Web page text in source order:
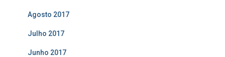
Agosto 2017
Julho 2017
Junho 2017